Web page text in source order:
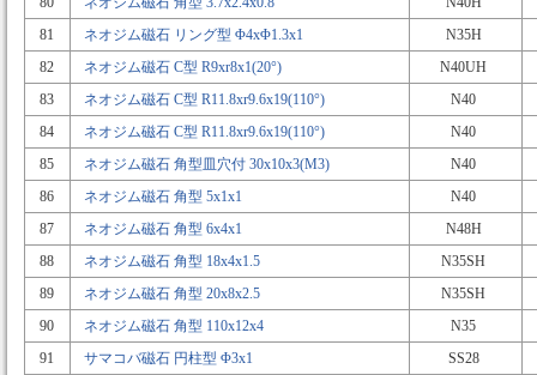
81
ネオジム磁石 リング型 Φ4xΦ1.3x1
N35H
82
ネオジム磁石 C型 R9xr8x1(20°)
N40UH
83
ネオジム磁石 C型 R11.8xr9.6x19(110°)
N40
84
ネオジム磁石 C型 R11.8xr9.6x19(110°)
N40
85
ネオジム磁石 角型皿穴付 30x10x3(M3)
N40
86
ネオジム磁石 角型 5x1x1
N40
87
ネオジム磁石 角型 6x4x1
N48H
88
ネオジム磁石 角型 18x4x1.5
N35SH
89
ネオジム磁石 角型 20x8x2.5
N35SH
90
ネオジム磁石 角型 110x12x4
N35
91
サマコバ磁石 円柱型 Φ3x1
SS28